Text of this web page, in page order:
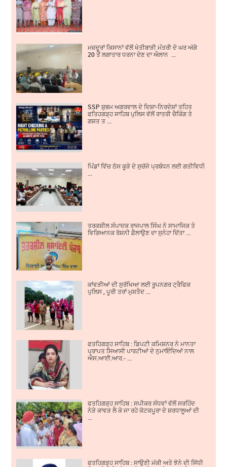
ਮਜ਼ਦੂਰਾਂ ਕਿਸਾਨਾਂ ਵੱਲੋਂ ਖੇਤੀਬਾੜੀ ਮੰਤਰੀ ਦੇ ਘਰ ਅੱਗੇ
20 ਤੋਂ ਲਗਾਤਾਰ ਧਰਨਾ ਦੇਣ ਦਾ ਐਲਾਨ ...
SSP ਸ਼ੁਭਮ ਅਗਰਵਾਲ ਦੇ ਦਿਸ਼ਾ-ਨਿਰਦੇਸ਼ਾਂ ਤਹਿਤ
ਫਤਿਹਗੜ੍ਹ ਸਾਹਿਬ ਪੁਲਿਸ ਵੱਲੋਂ ਰਾਤਰੀ ਚੈਕਿੰਗ ਤੇ
ਗਸ਼ਤ ਤ ...
ਪਿੰਡਾਂ ਵਿੱਚ ਠੋਸ ਕੂੜੇ ਦੇ ਸੁਚੱਜੇ ਪ੍ਰਬੰਧਨ ਲਈ ਗਤੀਵਿਧੀਆਂ
ਤਰਕਸ਼ੀਲ ਸੰਪਾਦਕ ਰਾਜਪਾਲ ਸਿੰਘ ਨੇ ਸਾਮਾਜਿਕ ਤੇ
ਵਿਗਿਆਨਕ ਰੋਸ਼ਨੀ ਫ਼ੈਲਾਉਣ ਦਾ ਸੁਨੇਹਾ ਦਿੱਤਾ ...
ਕਾਂਵੜੀਆਂ ਦੀ ਸੁਰੱਖਿਆ ਲਈ ਰੂਪਨਗਰ ਟ੍ਰੈਫਿਕ
ਪੁਲਿਸ , ਪੂਰੀ ਤਰਾਂ ਮੁਸ਼ਤੈਦ ...
ਫਤਹਿਗੜ੍ਹ ਸਾਹਿਬ : ਡਿਪਟੀ ਕਮਿਸ਼ਨਰ ਨੇ ਮਾਨਤਾ
ਪ੍ਰਾਪਤ ਸਿਆਸੀ ਪਾਰਟੀਆਂ ਦੇ ਨੁਮਾਇੰਦਿਆਂ ਨਾਲ
ਐਸ.ਆਈ.ਆਰ.- ...
ਫਤਹਿਗੜ੍ਹ ਸਾਹਿਬ : ਸਪੀਕਰ ਸੰਧਵਾਂ ਵੱਲੋਂ ਸਰਹਿੰਦ
ਨੇੜੇ ਕਾਵੜ ਲੈ ਕੇ ਜਾ ਰਹੇ ਕੋਟਕਪੂਰਾ ਦੇ ਸ਼ਰਧਾਲੂਆਂ ਦੀ
ਫਤਹਿਗੜ੍ਹ ਸਾਹਿਬ : ਸਾਉਣੀ ਮੱਕੀ ਅਤੇ ਝੋਨੇ ਦੀ ਸਿੱਧੀ